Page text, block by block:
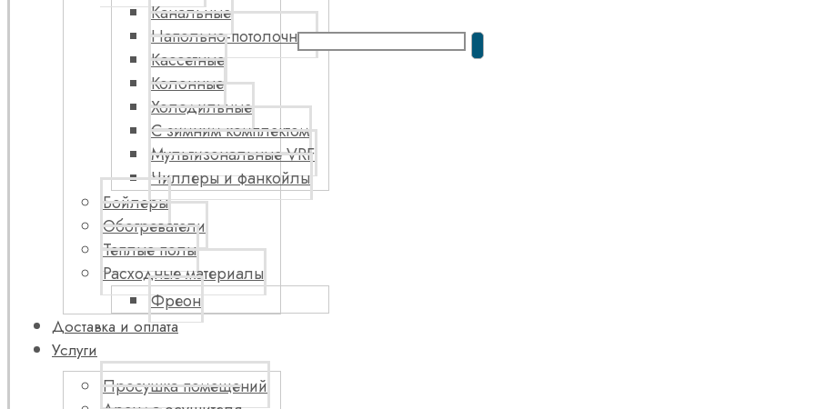
Канальные
Напольно-потолочные
Кассетные
Колонные
Холодильные
С зимним комплектом
Мультизональные VRF
Чиллеры и фанкойлы
Бойлеры
Обогреватели
Теплые полы
Расходные материалы
Фреон
Доставка и оплата
Услуги
Просушка помещений